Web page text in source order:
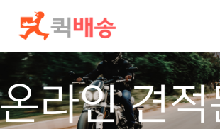
건너뛰기
온라인 견